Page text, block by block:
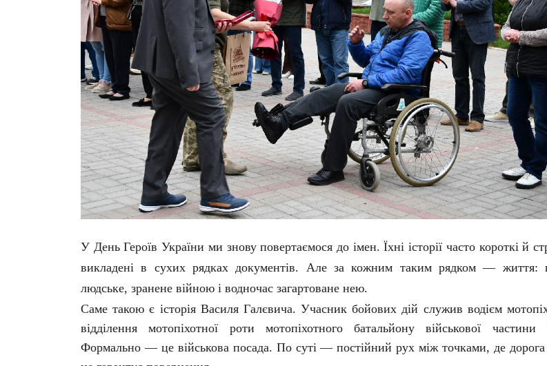
У День Героїв України ми знову повертаємося до імен. Їхні історії часто короткі й
викладені в сухих рядках документів. Але за кожним таким рядком — життя:
людське, зранене війною і водночас загартоване нею.
Саме такою є історія Василя Галєвича. Учасник бойових дій служив водієм
відділення мотопіхотної роти мотопіхотного батальйону військової частини
Формально — це військова посада. По суті — постійний рух між точками, де дорога